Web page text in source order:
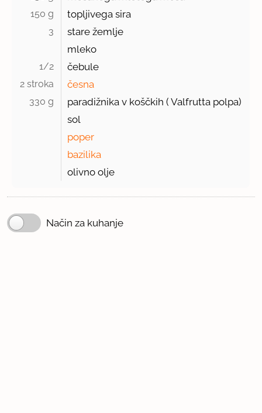
150 g topljivega sira
3
stare žemlje
mleko
1/2 čebule
2 stroka česna
330 g
paradižnika v koščkih ( Valfrutta polpa)
sol
poper
bazilika
olivno olje
Način za kuhanje